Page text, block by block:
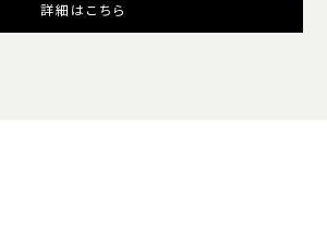
詳細はこちら